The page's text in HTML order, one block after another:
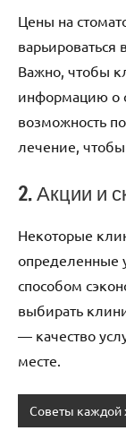
Цены на
варьироваться
Важно, чтобы
информацию о
возможность
лечение,
2. Акции и
Некоторые
определенные
способом
выбирать
— качество
месте.
Советы каждой